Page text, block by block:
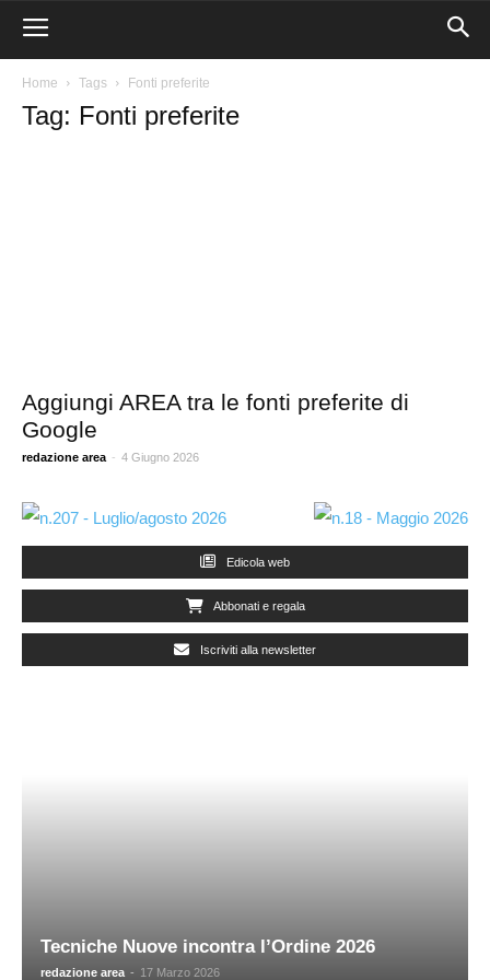
Home Tags Fonti preferite
Tag: Fonti preferite
Aggiungi AREA tra le fonti preferite di
Google
redazione area - 4 Giugno 2026
Edicola web
Abbonati e regala
Iscriviti alla newsletter
Tecniche Nuove incontra l’Ordine 2026
redazione area - 17 Marzo 2026